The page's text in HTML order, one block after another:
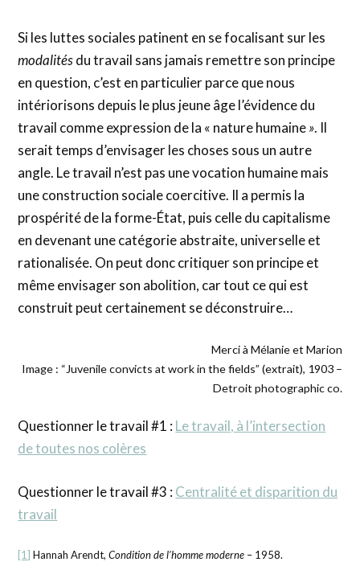
Si les luttes sociales patinent en se focalisant sur les
modalitésdu travail sans jamais remettre son principe
en question, c’est en particulier parce que nous
intériorisons depuis le plus jeune âge l’évidence du
travail comme expression de la « nature humaine». Il
serait temps d’envisager les choses sous un autre
angle. Le travail n’est pas une vocation humaine mais
une construction sociale coercitive. Il a permis la
prospérité de la forme-État, puis celle du capitalisme
en devenant une catégorie abstraite, universelle et
rationalisée. On peut donc critiquer son principe et
même envisager son abolition, car tout ce qui est
construit peut certainement se déconstruire…
Merci à Mélanie et Marion
Image : “Juvenile convicts at work in the fields” (extrait), 1903 –
Detroit photographic co.
Questionner le travail #1 :Le travail, à l’intersection
de toutes nos colères
Questionner le travail #3 :Centralité et disparition du
travail
[1] Hannah Arendt,Condition de l’homme moderne – 1958.